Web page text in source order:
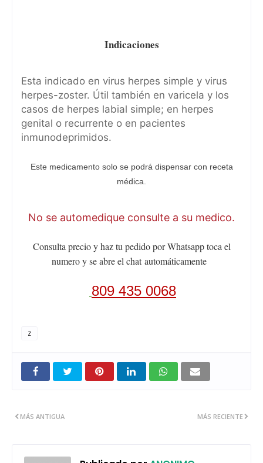
Indicaciones
Esta indicado en virus herpes simple y virus
herpes-zoster. Útil también en varicela y los
casos de herpes labial simple; en herpes
genital o recurrente o en pacientes
inmunodeprimidos.
Este medicamento solo se podrá dispensar con receta
médica.
No se automedique consulte a su medico.
Consulta precio y haz tu pedido por Whatsapp toca el
numero y se abre el chatautomáticamente
809 435 0068
z
MÁS RECIENTE
MÁS ANTIGUA